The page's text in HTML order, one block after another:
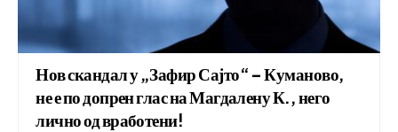
Нов скандал у „Зафир Сајто“ – Куманово,
не е по допрен глас на Магдалену К., него
лично од вработени!